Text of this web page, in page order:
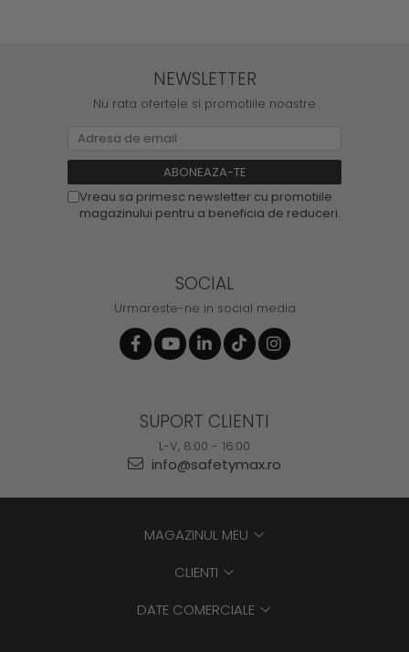
NEWSLETTER
Nu rata ofertele si promotiile noastre
Vreau sa primesc newsletter cu promotiile
magazinului pentru a beneficia de reduceri.
SOCIAL
Urmareste-ne in social media
SUPORT CLIENTI
L-V, 8:00 - 16:00
info@safetymax.ro
MAGAZINUL MEU
CLIENTI
DATE COMERCIALE